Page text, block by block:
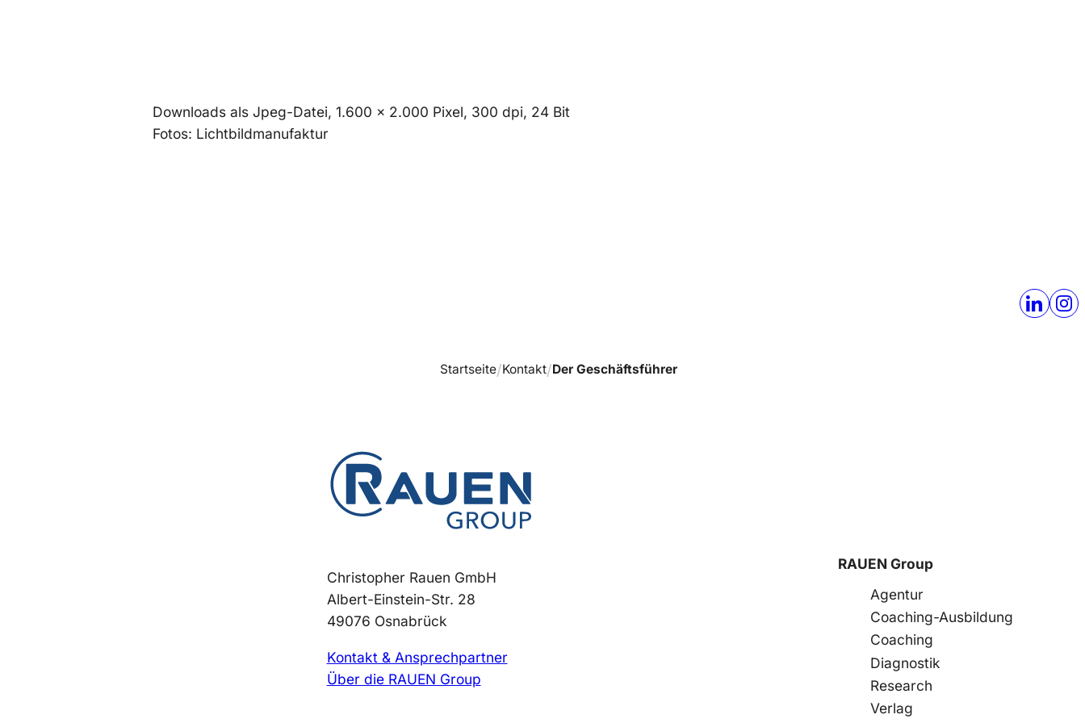
Downloads als Jpeg-Datei, 1.600 x 2.000 Pixel, 300 dpi, 24 Bit
Fotos: Lichtbildmanufaktur
Startseite Kontakt Der Geschäftsführer
Christopher Rauen GmbH
Albert-Einstein-Str. 28
49076 Osnabrück
Kontakt & Ansprechpartner
Über die RAUEN Group
RAUEN Group
Agentur
Coaching-Ausbildung
Coaching
Diagnostik
Research
Verlag